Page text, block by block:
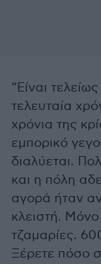
“Είναι
τελευταία
χρόνια της
εμπορικό
διαλύεται.
και η πόλη
αγορά ήταν
κλειστή.
τζαμαρίες.
Ξέρετε πόσο